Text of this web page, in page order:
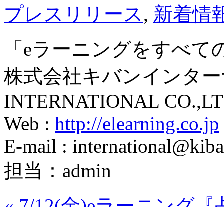
プレスリリース, 新着情
「eラーニングをすべて
株式会社キバンインタ
INTERNATIONAL
Web : http://elearning.co.jp
E-mail :
担当：admin